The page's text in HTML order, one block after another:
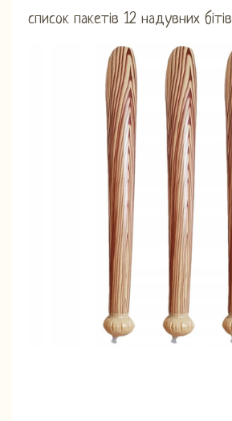
список пакетів 12 надувних бітів